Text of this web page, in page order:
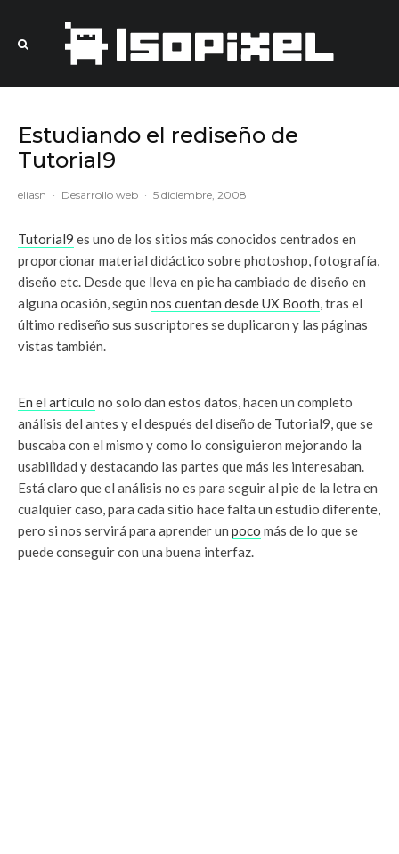
Estudiando el rediseño de
Tutorial9
eliasn · Desarrollo web · 5 diciembre, 2008
Tutorial9 es uno de los sitios más conocidos centrados en
proporcionar material didáctico sobre photoshop, fotografía,
diseño etc. Desde que lleva en pie ha cambiado de diseño en
alguna ocasión, según nos cuentan desde UX Booth, tras el
último rediseño sus suscriptores se duplicaron y las páginas
vistas también.
En el artículo no solo dan estos datos, hacen un completo
análisis del antes y el después del diseño de Tutorial9, que se
buscaba con el mismo y como lo consiguieron mejorando la
usabilidad y destacando las partes que más les interesaban.
Está claro que el análisis no es para seguir al pie de la letra en
cualquier caso, para cada sitio hace falta un estudio diferente,
pero si nos servirá para aprender un poco más de lo que se
puede conseguir con una buena interfaz.